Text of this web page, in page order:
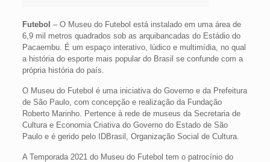
Futebol – O Museu do Futebol está instalado em uma área de
6,9 mil metros quadrados sob as arquibancadas do Estádio do
Pacaembu. É um espaço interativo, lúdico e multimídia, no qual
a história do esporte mais popular do Brasil se confunde com a
própria história do país.
O Museu do Futebol é uma iniciativa do Governo e da Prefeitura
de São Paulo, com concepção e realização da Fundação
Roberto Marinho. Pertence à rede de museus da Secretaria de
Cultura e Economia Criativa do Governo do Estado de São
Paulo e é gerido pelo IDBrasil, Organização Social de Cultura.
A Temporada 2021 do Museu do Futebol tem o patrocínio do